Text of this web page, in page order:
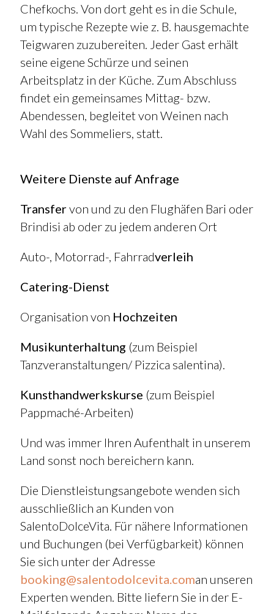
Chefkochs. Von dort geht es in die Schule,
um typische Rezepte wie z. B. hausgemachte
Teigwaren zuzubereiten. Jeder Gast erhält
seine eigene Schürze und seinen
Arbeitsplatz in der Küche. Zum Abschluss
findet ein gemeinsames Mittag- bzw.
Abendessen, begleitet von Weinen nach
Wahl des Sommeliers, statt.
Weitere Dienste auf Anfrage
Transfervon und zu den Flughäfen Bari oder
Brindisi ab oder zu jedem anderen Ort
Auto-, Motorrad-, Fahrradverleih
Catering-Dienst
Organisation von Hochzeiten
Musikunterhaltung (zum Beispiel
Tanzveranstaltungen/ Pizzica salentina).
Kunsthandwerkskurse (zum Beispiel
Pappmaché-Arbeiten)
Und was immer Ihren Aufenthalt in unserem
Land sonst noch bereichern kann.
Die Dienstleistungsangebote wenden sich
ausschließlich an Kunden von
SalentoDolceVita. Für nähere Informationen
und Buchungen (bei Verfügbarkeit) können
Sie sich unter der Adresse
booking@salentodolcevita.coman unseren
Experten wenden. Bitte liefern Sie in der E-